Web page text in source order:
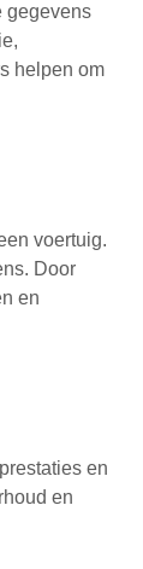
gegevens
helpen om
voertuig.
Door
en
en
en